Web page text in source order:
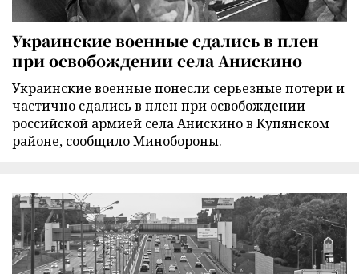
Украинские военные сдались в плен
при освобождении села Анискино
Украинские военные понесли серьезные потери и
частично сдались в плен при освобождении
российской армией села Анискино в Купянском
районе, сообщило Минобороны.